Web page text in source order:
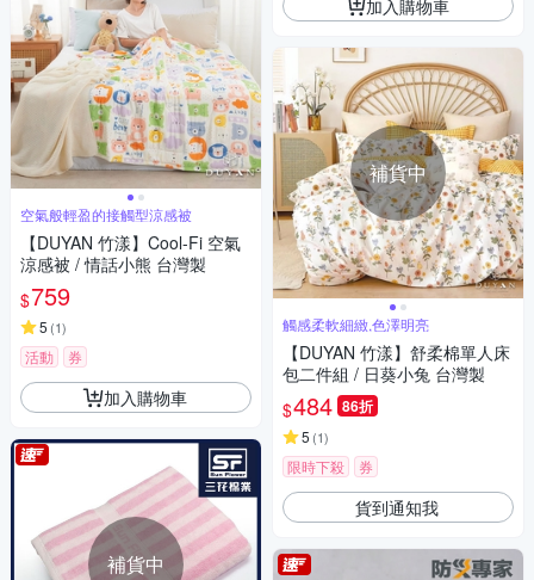
空氣般輕盈的接觸型涼感被
【DUYAN 竹漾】Cool-Fi 空氣
涼感被 / 情話小熊 台灣製
$759
5 (1)
活動 券
加入購物車
補貨中
加入購物車
補貨中
觸感柔軟細緻,色澤明亮
【DUYAN 竹漾】舒柔棉單人床
包二件組 / 日葵小兔 台灣製
$484 86折
5 (1)
限時下殺 券
貨到通知我